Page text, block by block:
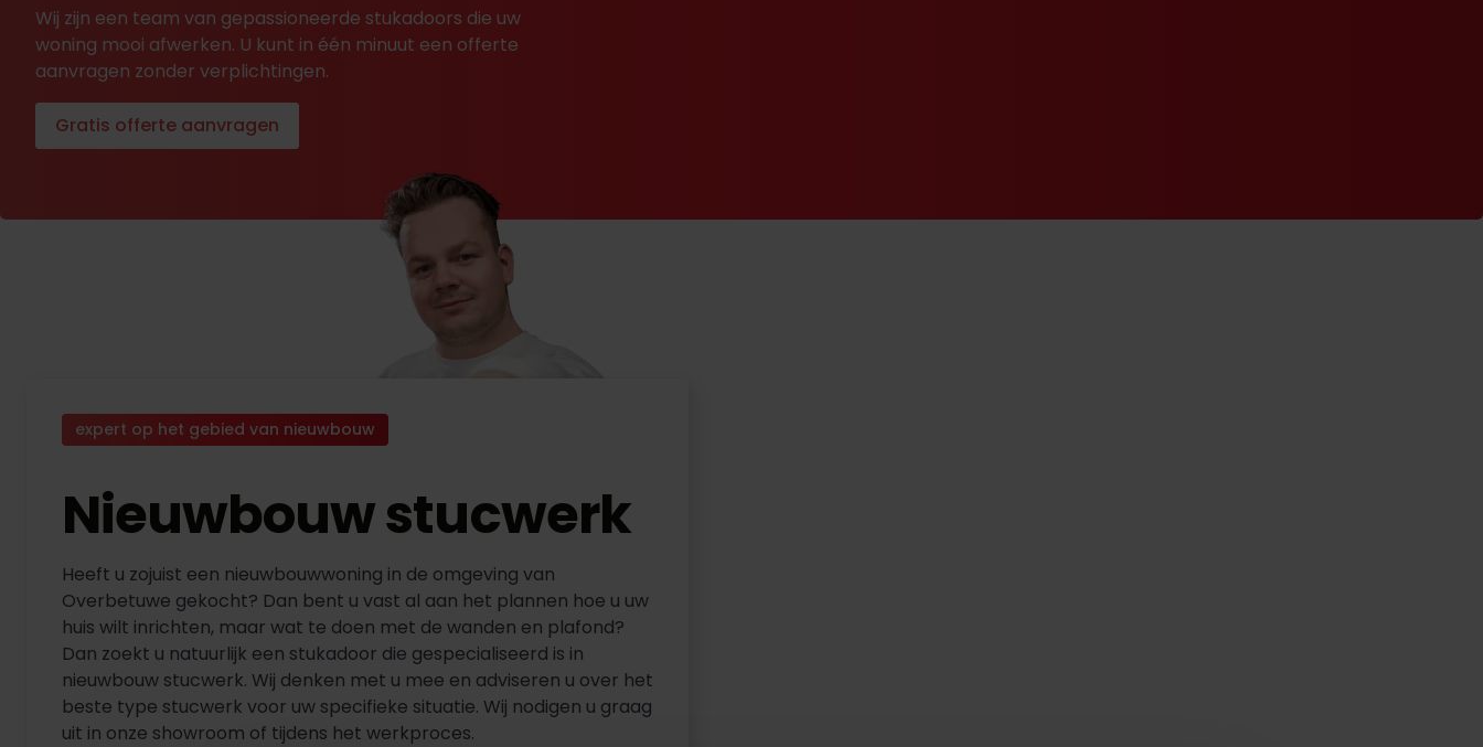
Wij zijn een team van gepassioneerde stukadoors die uw
woning mooi afwerken. U kunt in één minuut een offerte
aanvragen zonder verplichtingen.
Gratis offerte aanvragen
expert op het gebied van nieuwbouw
Nieuwbouw stucwerk
Heeft u zojuist een nieuwbouwwoning in de omgeving van
Overbetuwe gekocht? Dan bent u vast al aan het plannen hoe u uw
huis wilt inrichten, maar wat te doen met de wanden en plafond?
Dan zoekt u natuurlijk een stukadoor die gespecialiseerd is in
nieuwbouw stucwerk. Wij denken met u mee en adviseren u over het
beste type stucwerk voor uw specifieke situatie. Wij nodigen u graag
uit in onze showroom of tijdens het werkproces.